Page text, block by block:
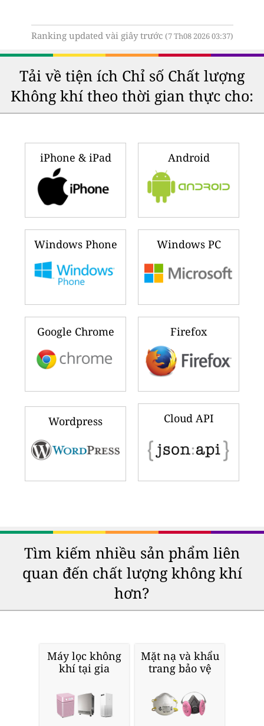
Ranking updated vài giây trước (7 Th08 2026 03:37)
Tải về tiện ích Chỉ số Chất lượng
Không khí theo thời gian thực cho:
iPhone & iPad Android
Windows Phone Windows PC
Google Chrome Firefox
Wordpress Cloud API
Tìm kiếm nhiều sản phẩm liên
quan đến chất lượng không khí
hơn?
Máy lọc không
khí tại gia
Mặt nạ và khẩu
trang bảo vệ